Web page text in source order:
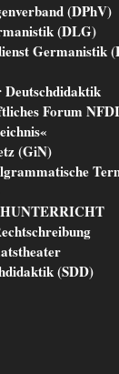
(DPhV)
(DLG)
Germanistik
Forum NFDI
(GiN)
(SDD)